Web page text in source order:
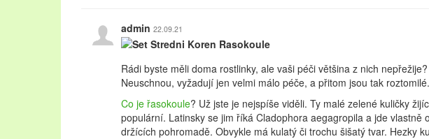
admin 22.09.21
Rádi byste měli doma rostlinky, ale vaši péči většina z nich
Neuschnou, vyžadují jen velmi málo péče, a přitom jsou tak
Co je řasokoule? Už jste je nejspíše viděli. Ty malé zelené kuličky
populární. Latinsky se jim říká Cladophora aegagropila a jde vlastně
držících pohromadě. Obvykle má kulatý či trochu šišatý tvar. Hezky